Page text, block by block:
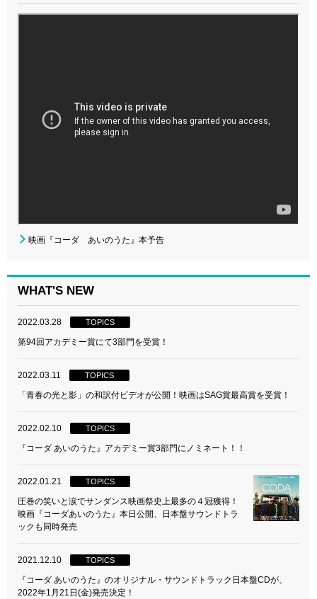
映画『コーダ あいのうた』本予告
WHAT'S NEW
2022.03.28 TOPICS
第94回アカデミー賞にて3部門を受賞！
2022.03.11 TOPICS
「青春の光と影」の和訳付ビデオが公開！映画はSAG賞最高賞を受賞！
2022.02.10 TOPICS
『コーダ あいのうた』アカデミー賞3部門にノミネート！！
2022.01.21 TOPICS
圧巻の笑いと涙でサンダンス映画祭史上最多の４冠獲得！
映画『コーダあいのうた』本日公開、日本盤サウンドトラ
ックも同時発売
2021.12.10 TOPICS
『コーダ あいのうた』のオリジナル・サウンドトラック日本盤CDが、
2022年1月21日(金)発売決定！